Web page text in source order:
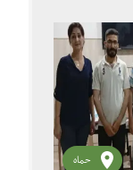
حماه